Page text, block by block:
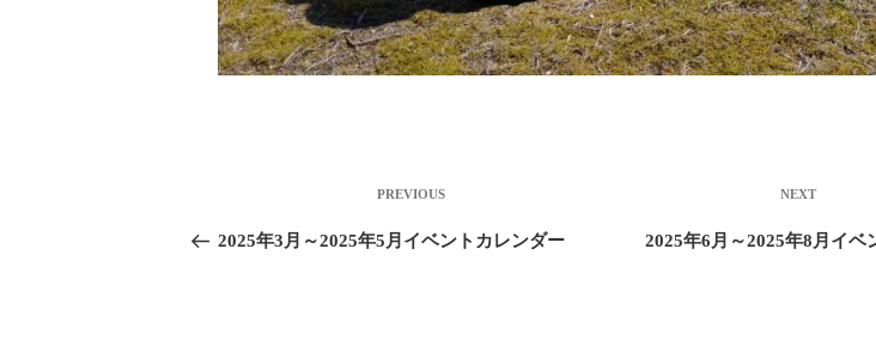
PREVIOUS
2025年3月～2025年5月イベントカレンダー
NEXT
2025年6月～2025年8月イベ